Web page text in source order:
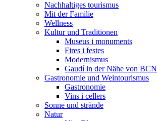
Nachhaltiges tourismus
Mit der Familie
Wellness
Kultur und Traditionen
Museus i monuments
Fires i festes
Modernismus
Gaudí in der Nähe von BCN
Gastronomie und Weintourismus
Gastronomie
Vins i cellers
Sonne und strände
Natur